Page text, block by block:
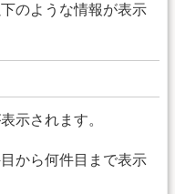
のような情報が表示
示されます。
から何件目まで表示